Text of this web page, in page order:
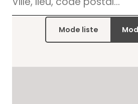
Mode liste